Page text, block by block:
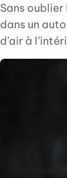
Sans
dans un
d’air à